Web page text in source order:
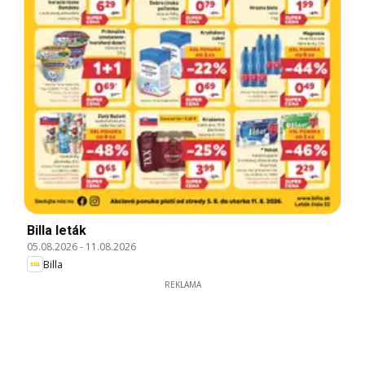
Billa leták
05.08.2026- 11.08.2026
Billa
REKLAMA